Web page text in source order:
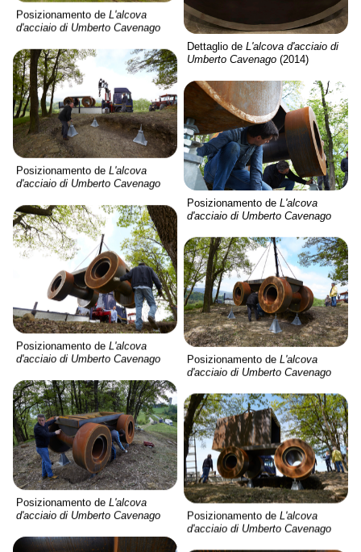
Dettaglio de L'alcova d'acciaio di
Umberto Cavenago (2014)
Posizionamento de L'alcova
d'acciaio di Umberto Cavenago
Posizionamento de L'alcova
d'acciaio di Umberto Cavenago
Posizionamento de L'alcova
d'acciaio di Umberto Cavenago
Posizionamento de L'alcova
d'acciaio di Umberto Cavenago
Posizionamento de L'alcova
d'acciaio di Umberto Cavenago
Posizionamento de L'alcova
d'acciaio di Umberto Cavenago
Posizionamento de L'alcova
d'acciaio di Umberto Cavenago